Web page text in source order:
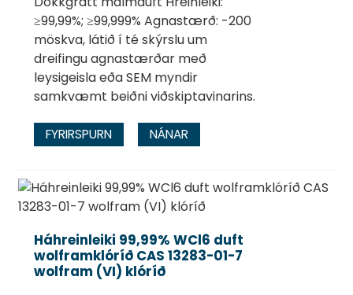
≥99,99%; ≥99,999% Agnastærð: -200
möskva, látið í té skýrslu um
dreifingu agnastærðar með
leysigeisla eða SEM myndir
samkvæmt beiðni viðskiptavinarins.
FYRIRSPURN NÁNAR
Háhreinleiki 99,99% WCl6 duft
wolframklóríð CAS 13283-01-7
wolfram (VI) klóríð